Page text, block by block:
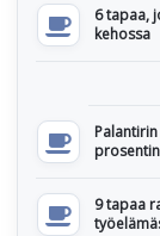
6 tapaa,
kehossa
9 tapaa